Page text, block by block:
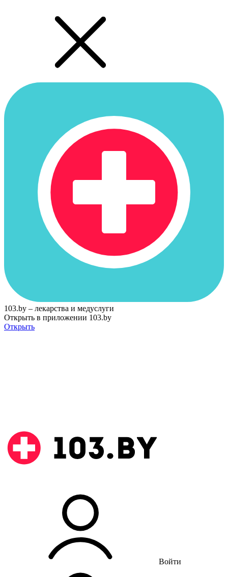
103.by – лекарства и медуслуги
Открыть в приложении 103.by
Открыть
Войти